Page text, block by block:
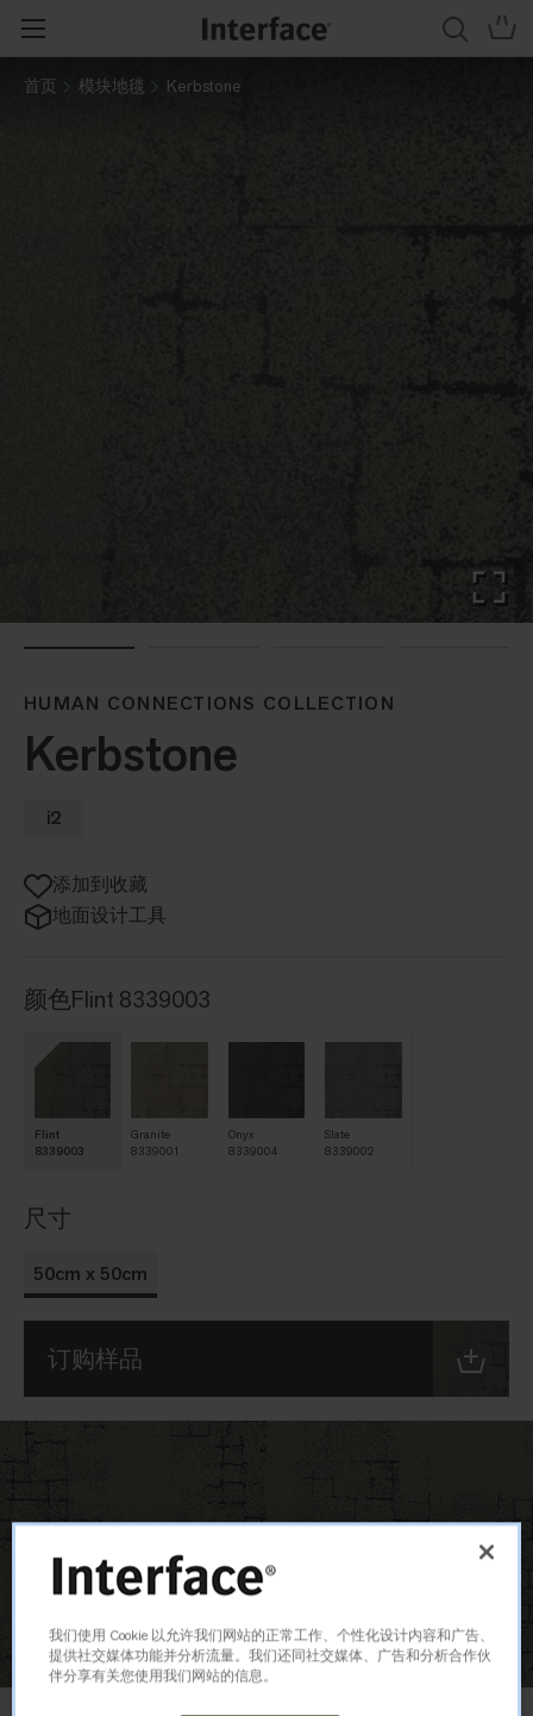
首页 模块地毯 Kerbstone
HUMAN CONNECTIONS COLLECTION
Kerbstone
i2
添加到收藏
地面设计工具
颜色Flint 8339003
Flint
8339003
Granite
8339001
Onyx
8339004
Slate
8339002
尺寸
50cm x 50cm
订购样品
我们使用 Cookie 以允许我们网站的正常工作、个性化设计内容和广告、
提供社交媒体功能并分析流量。我们还同社交媒体、广告和分析合作伙
伴分享有关您使用我们网站的信息。